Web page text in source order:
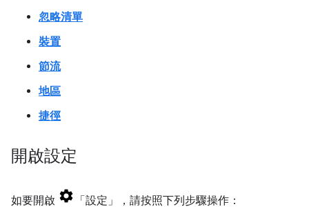
忽略清單
裝置
節流
地區
捷徑
開啟設定
如要開啟 「設定」 ，請按照下列步驟操作：